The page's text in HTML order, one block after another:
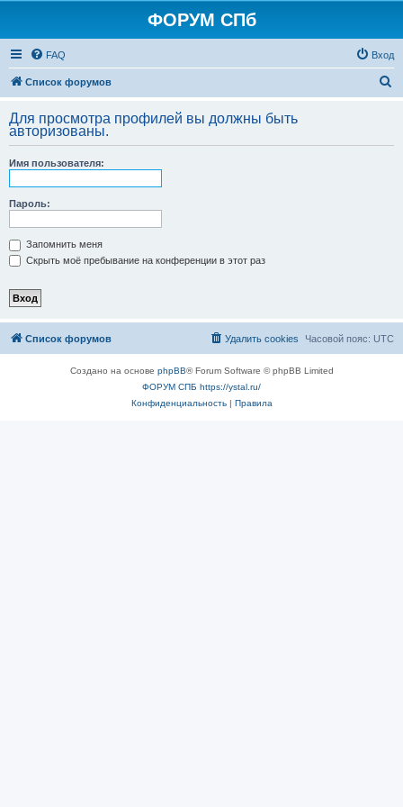
ФОРУМ СПб
FAQ Вход
Список форумов
с
Для просмотра профилей вы должны быть
авторизованы.
Имя пользователя:
Пароль:
Запомнить меня
Скрыть моё пребывание на конференции в этот раз
Список форумов Часовой пояс: UTC
Удалить cookies
Создано на основе phpBB® Forum Software © phpBB Limited
ФОРУМ СПБ https://ystal.ru/
Конфиденциальность| Правила